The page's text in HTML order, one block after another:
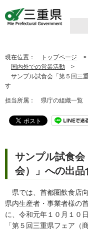
現在位置： トップページ >
国内外での営業活動 >
サンプル試食会「第５回三
す
担当所属： 県庁の組織一
サンプル試食
会）」への出
県では、首都圏飲食店
県内生産者・事業者様の
に、令和元年１０月１０
「第５回三重県フェア（